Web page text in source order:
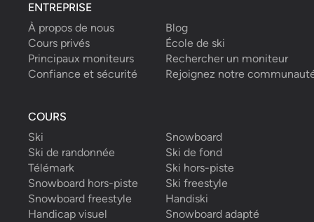
ENTREPRISE
À propos de nous
Blog
Cours privés
École de ski
Principaux moniteurs
Rechercher un moniteur
Confiance et sécurité
Rejoignez notre
COURS
Ski
Snowboard
Ski de randonnée
Ski de fond
Télémark
Ski hors-piste
Snowboard hors-piste
Ski freestyle
Snowboard freestyle
Handiski
Handicap visuel
Snowboard adapté